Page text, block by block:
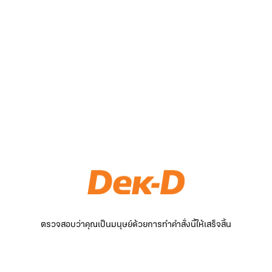
ตรวจสอบว่าคุณเป็นมนุษย์ด้วยการทำคำสั่งนี้ให้เสร็จสิ้น